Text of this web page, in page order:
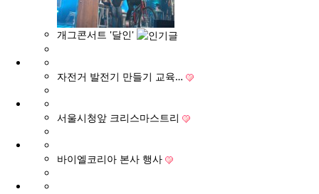
개그콘서트 '달인'
자전거 발전기 만들기 교육…
서울시청앞 크리스마스트리
바이엘코리아 본사 행사